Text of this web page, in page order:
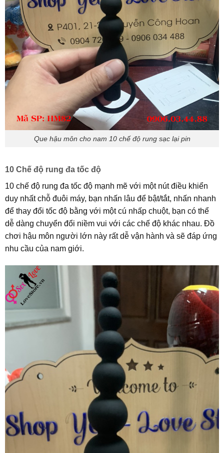
Que hậu môn cho nam 10 chế độ rung sạc lại pin
10 Chế độ rung đa tốc độ
10 chế độ rung đa tốc độ mạnh mẽ với một nút điều khiển
duy nhất chỗ đuôi máy, bạn nhấn lâu để bật/tắt, nhấn nhanh
để thay đổi tốc độ bằng với một cú nhấp chuột, bạn có thể
dễ dàng chuyển đổi niềm vui với các chế độ khác nhau. Đồ
chơi hậu môn người lớn này rất dễ vận hành và sẽ đáp ứng
nhu cầu của nam giới.